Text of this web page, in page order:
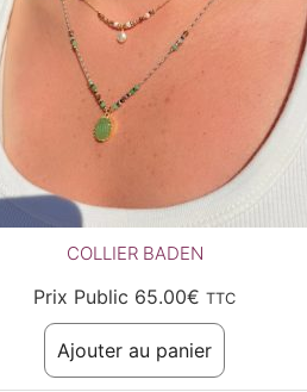
COLLIER BADEN
Prix Public 65.00€ TTC
Ajouter au panier